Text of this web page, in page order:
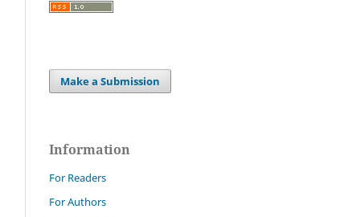
Make a Submission
Information
For Readers
For Authors